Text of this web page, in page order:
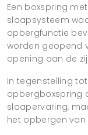
Een boxspring
slaapsysteem
opbergfunctie
worden geopend
opening aan de
In tegenstelling
opbergboxspring
slaapervaring,
het opbergen van